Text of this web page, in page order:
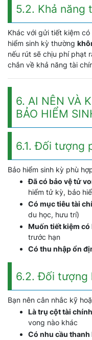
5.2. Khả năng
Khác với gửi tiết kiệm
hiểm sinh kỳ thường
nếu rút sẽ chịu phí phạt
chắn về khả năng tài
6. AI NÊN VÀ
BẢO HIỂM
6.1. Đối tượng
Bảo hiểm sinh kỳ phù
Đã có bảo vệ tử
hiểm tử kỳ, bảo
Có mục tiêu tài
du học, hưu trí)
Muốn tiết kiệm có
trước hạn
Có thu nhập ổn
6.2. Đối tượng
Bạn nên cân nhắc kỹ
Là trụ cột tài
vong nào khác
Có nhu cầu thanh